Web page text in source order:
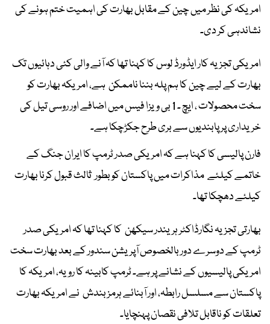
امریکہ کی نظر میں چین کے مقابل بھارت کی اہمیت ختم ہونے کی
نشاندہی کر دی۔
امریکی تجزیہ کار ایڈورڈ لوس کا کہنا تھا کہ آنے والی کئی دہائیوں تک
بھارت کے لیے چین کا ہم پلہ بننا ناممکن ہے، امریکہ بھارت کو
سخت محصولات ، ایچ ۔ 1 بی ویزا فیس میں اضافے اور روسی تیل کی
خریداری پر پابندیوں سے بری طرح جکڑچکا ہے۔
فارن پالیسی کا کہنا ہے کہ امریکی صدر ٹرمپ کا ایران جنگ کے
خاتمے کیلئے مذاکرات میں پاکستان کو بطور ثالث قبول کرنا بھارت
کیلئے دھچکا تھا۔
بھارتی تجزیہ نگارڈاکٹر ہریندر سیکھن کا کہنا تھا کہ امریکی صدر
ٹرمپ کے دوسرے دور بالخصوص آپریشن سندور کے بعد بھارت سخت
امریکی پالیسیوں کے نشانے پر ہے۔ ٹرمپ کابینہ کا رویہ، امریکہ کا
پاکستان سے مسلسل رابطہ، اور آبنائے ہرمز بندش نے امریکہ بھارت
تعلقات کو ناقابل تلافی نقصان پہنچایا۔